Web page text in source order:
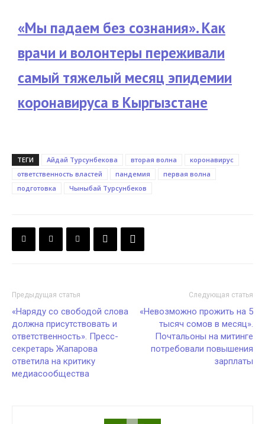
«Мы падаем без сознания». Как
врачи и волонтеры переживали
самый тяжелый месяц эпидемии
коронавируса в Кыргызстане
ТЕГИ Айдай Турсунбекова вторая волна
коронавирус
ответственность властей
пандемия
первая волна
подготовка
Чыныбай Турсунбеков
Предыдущая статья
«Наряду со свободой слова
должна присутствовать и
ответственность». Пресс-
секретарь Жапарова
ответила на критику
медиасообщества
Следующая статья
«Невозможно прожить на 5
тысяч сомов в месяц».
Почтальоны на митинге
потребовали повышения
зарплаты